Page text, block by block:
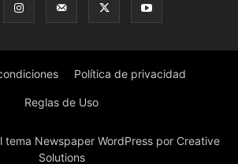
Política de privacidad
Reglas de Uso
Newspaper WordPress por Creative
Solutions